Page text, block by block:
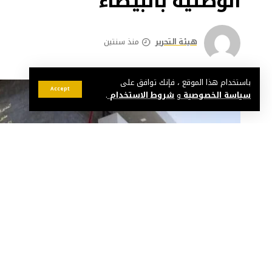
باستخدام هذا الموقع ، فإنك توافق على
سياسة الخصوصيةو شروط الاستخدام.
Accept
هيئة التحرير منذ سنتين